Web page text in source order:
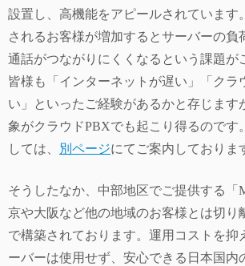
設置し、高機能をアピールされています
されるお客様が増加するとサーバーの負
通話がつながりにくくなるという課題が
皆様も「インターネットが遅い」「クラ
い」といったご経験があるかと存じます
象がクラウドPBXでも起こり得るのです
しては、
別ページにてご案内しておりま
そうしたなか、中部地区でご提供する「
京や大阪など他の地域のお客様とは切り
で構築されております。運用コストを抑
ーバーは使用せず、安心できる日本国内